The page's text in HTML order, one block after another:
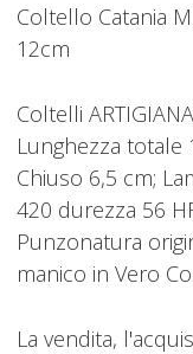
Coltello Catania
12cm
Coltelli
Lunghezza totale
Chiuso 6,5 cm;
420 durezza 56
Punzonatura
manico in Vero
La vendita,